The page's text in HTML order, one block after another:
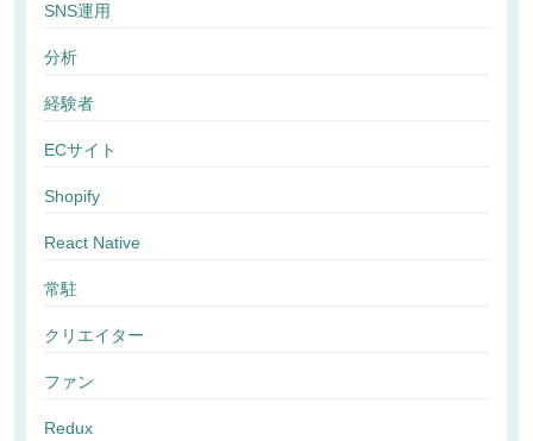
SNS運用
分析
経験者
ECサイト
Shopify
React Native
常駐
クリエイター
ファン
Redux